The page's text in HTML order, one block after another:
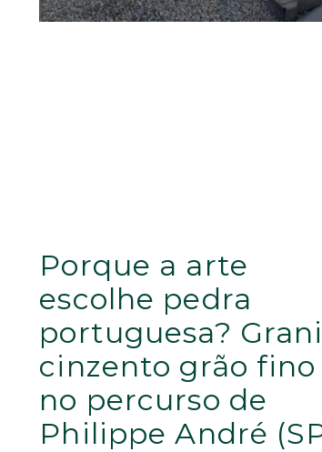
Porque a arte
escolhe pedra
portuguesa?
cinzento grão fino
no percurso de
Philippe André